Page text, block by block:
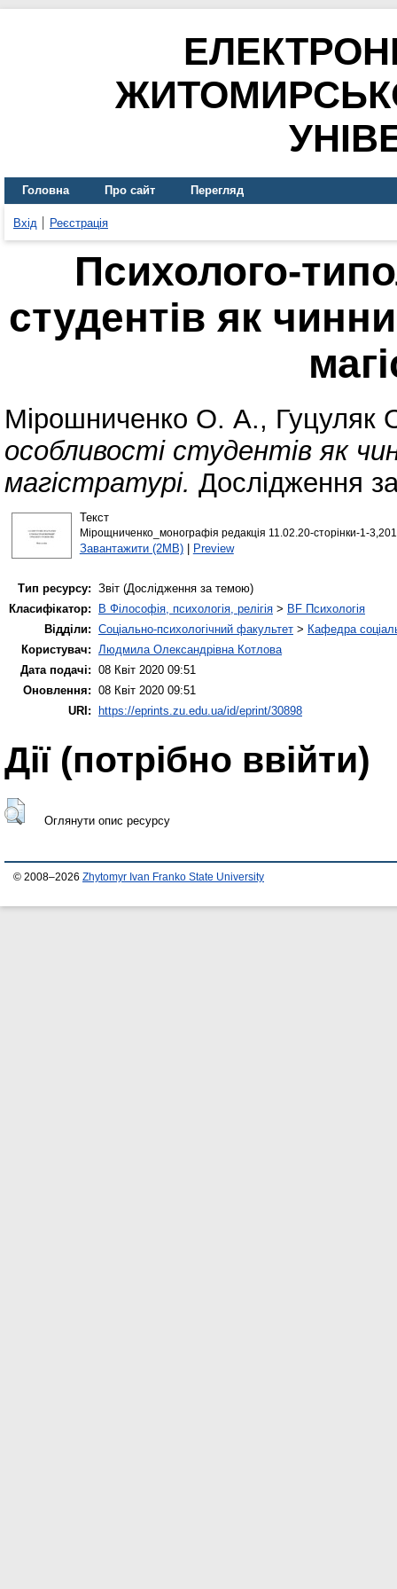
Головна Про сайт Перегляд
Вхід Реєстрація
Психолого-
студентів як
Мірошниченко О. А., Гуцуляк
особливості студентів як
магістратурі. Дослідження
Текст
Мірощниченко_монографія редакція 11.02.20-сторінки-1-
Завантажити (2MB)| Preview
Тип ресурсу: Звіт (Дослідження за темою)
Класифікатор:
B Філософія, психологія, релігія > BF Психологія
Відділи: Соціально-психологічний факультет > Кафедра
Користувач: Людмила Олександрівна Котлова
Дата подачі: 08 Квіт 2020 09:51
Оновлення: 08 Квіт 2020 09:51
URI:
https://eprints.zu.edu.ua/id/eprint/30898
Дії ​​(потрібно ввійти)
Оглянути опис ресурсу
© 2008–2026 Zhytomyr Ivan Franko State University